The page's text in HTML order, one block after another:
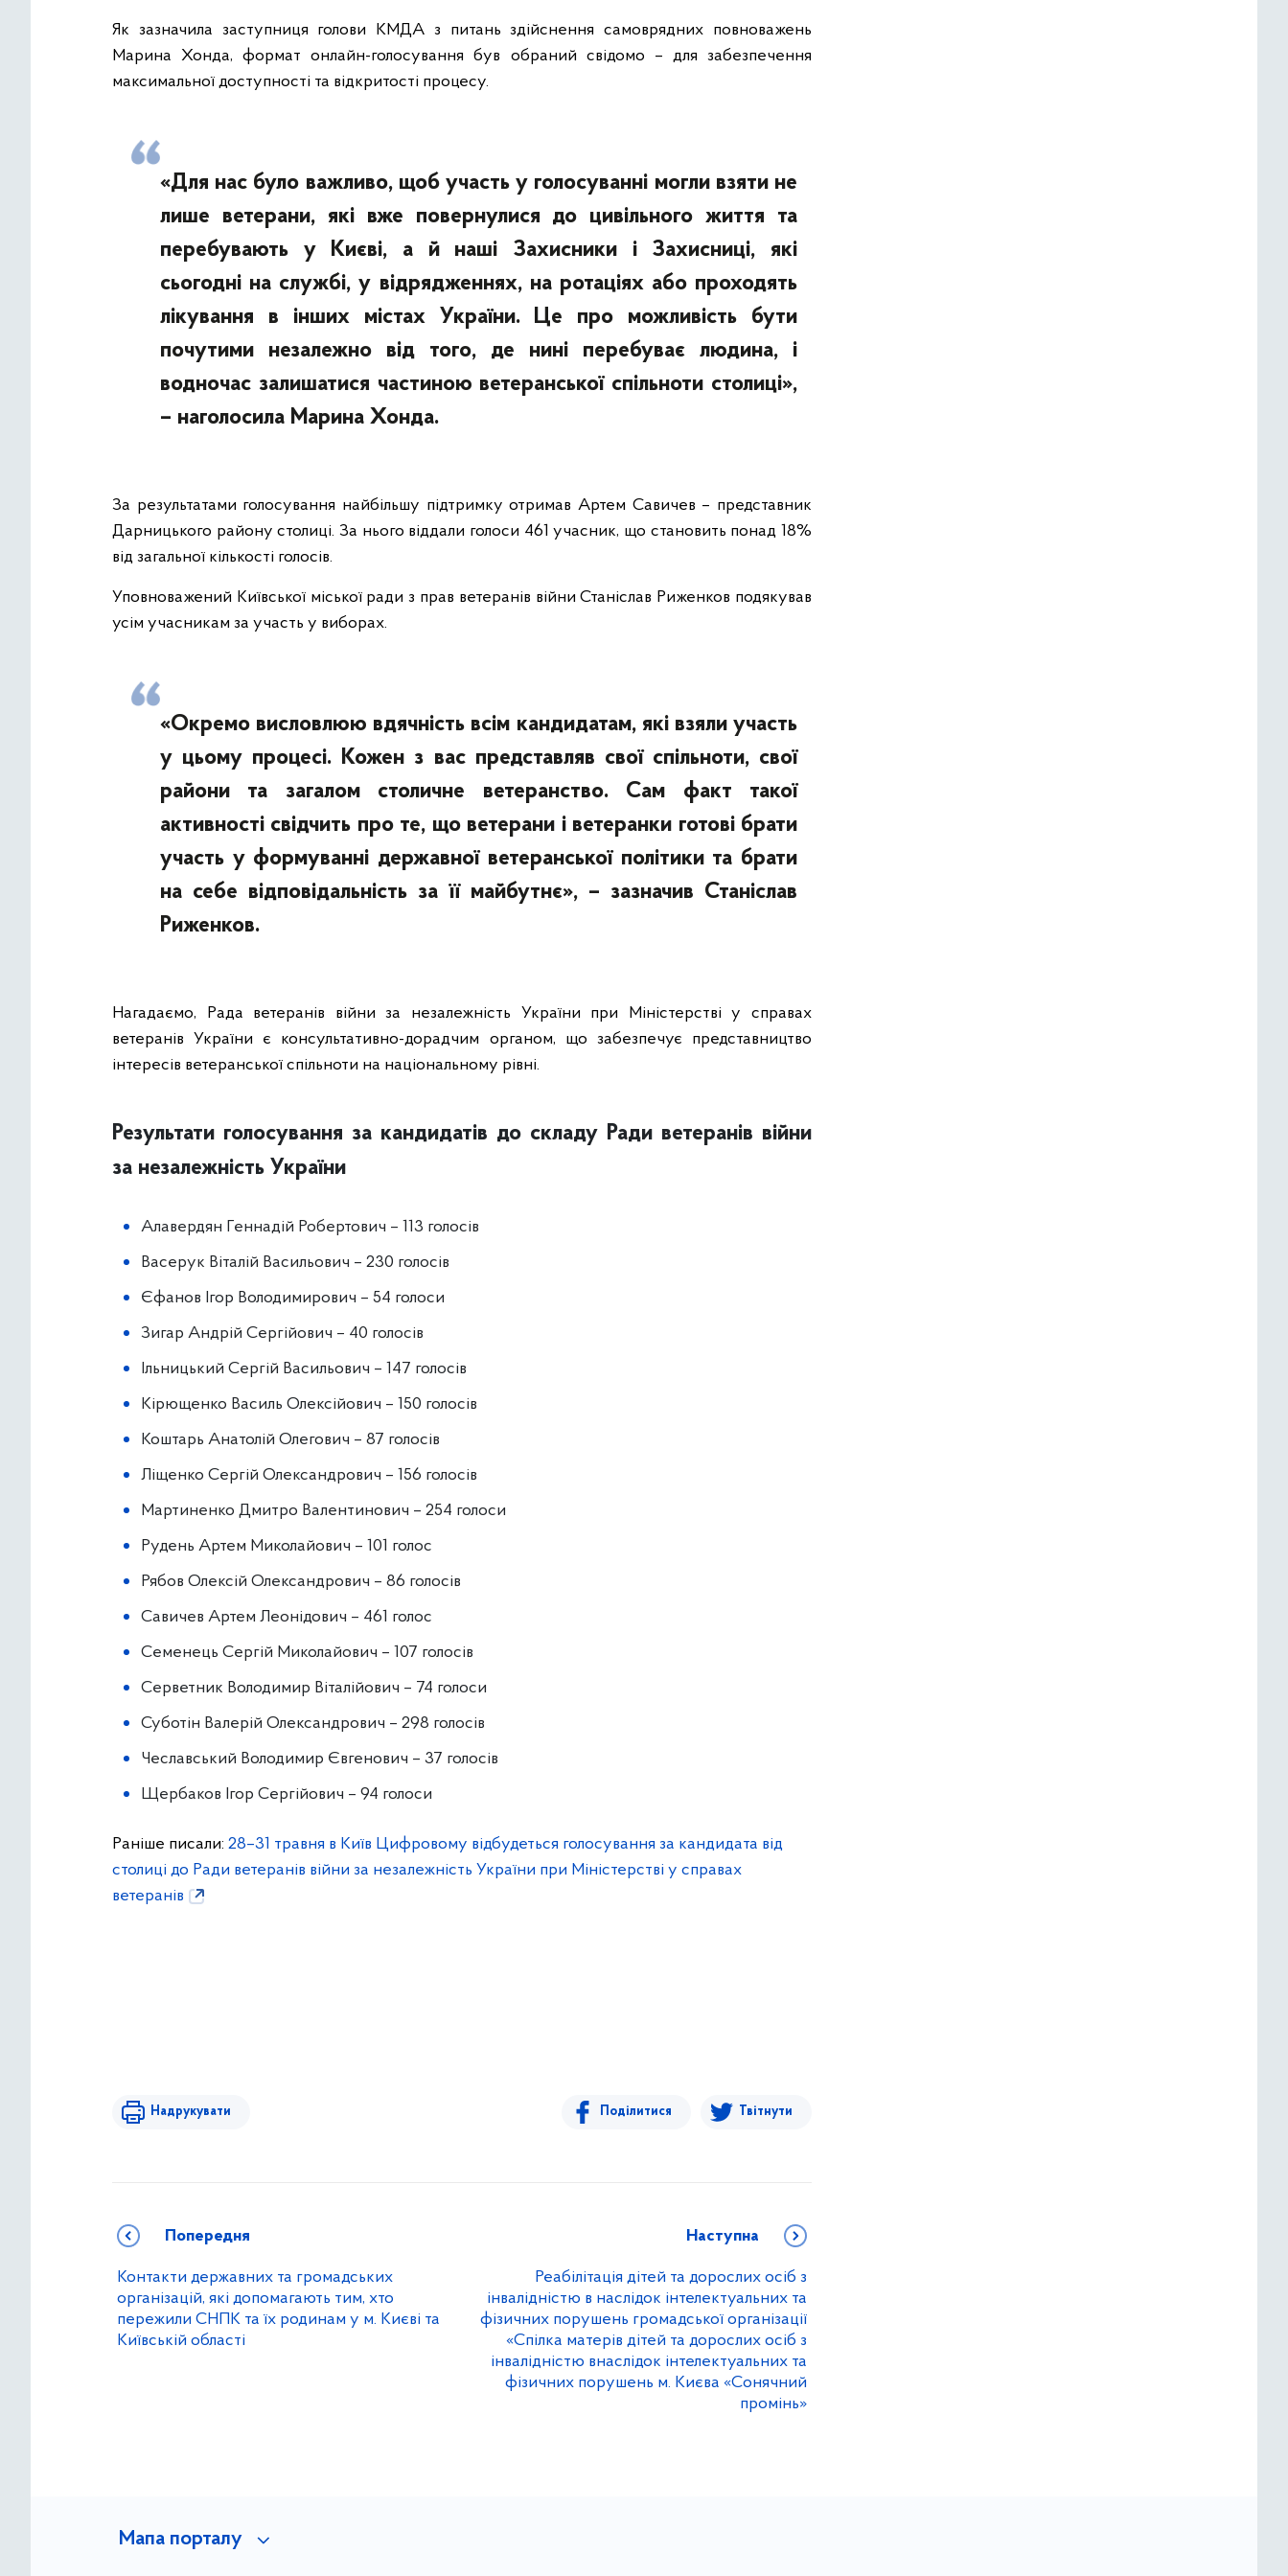
Як зазначила заступниця голови КМДА з питань здійснення самоврядних повноважень
Марина Хонда, формат онлайн-голосування був обраний свідомо – для забезпечення
максимальної доступності та відкритості процесу.
«Для нас було важливо, щоб участь у голосуванні могли взяти не
лише ветерани, які вже повернулися до цивільного життя та
перебувають у Києві, а й наші Захисники і Захисниці, які
сьогодні на службі, у відрядженнях, на ротаціях або проходять
лікування в інших містах України. Це про можливість бути
почутими незалежно від того, де нині перебуває людина, і
водночас залишатися частиною ветеранської спільноти столиці»,
– наголосила Марина Хонда.
За результатами голосування найбільшу підтримку отримав Артем Савичев – представник
Дарницького району столиці. За нього віддали голоси 461 учасник, що становить понад 18%
від загальної кількості голосів.
Уповноважений Київської міської ради з прав ветеранів війни Станіслав Риженков подякував
усім учасникам за участь у виборах.
«Окремо висловлюю вдячність всім кандидатам, які взяли участь
у цьому процесі. Кожен з вас представляв свої спільноти, свої
райони та загалом столичне ветеранство. Сам факт такої
активності свідчить про те, що ветерани і ветеранки готові брати
участь у формуванні державної ветеранської політики та брати
на себе відповідальність за її майбутнє», – зазначив Станіслав
Риженков.
Нагадаємо, Рада ветеранів війни за незалежність України при Міністерстві у справах
ветеранів України є консультативно-дорадчим органом, що забезпечує представництво
інтересів ветеранської спільноти на національному рівні.
Результати голосування за кандидатів до складу Ради ветеранів війни
за незалежність України
Алавердян Геннадій Робертович – 113 голосів
Васерук Віталій Васильович – 230 голосів
Єфанов Ігор Володимирович – 54 голоси
Зигар Андрій Сергійович – 40 голосів
Ільницький Сергій Васильович – 147 голосів
Кірющенко Василь Олексійович – 150 голосів
Коштарь Анатолій Олегович – 87 голосів
Ліщенко Сергій Олександрович – 156 голосів
Мартиненко Дмитро Валентинович – 254 голоси
Рудень Артем Миколайович – 101 голос
Рябов Олексій Олександрович – 86 голосів
Савичев Артем Леонідович – 461 голос
Семенець Сергій Миколайович – 107 голосів
Серветник Володимир Віталійович – 74 голоси
Суботін Валерій Олександрович – 298 голосів
Чеславський Володимир Євгенович – 37 голосів
Щербаков Ігор Сергійович – 94 голоси
Раніше писали: 28–31 травня в Київ Цифровому відбудеться голосування за кандидата від
столиці до Ради ветеранів війни за незалежність України при Міністерстві у справах
ветеранів
Надрукувати Поділитися Твітнути
Попередня
Контакти державних та громадських
організацій, які допомагають тим, хто
пережили СНПК та їх родинам у м. Києві та
Київській області
Наступна
Реабілітація дітей та дорослих осіб з
інвалідністю в наслідок інтелектуальних та
фізичних порушень громадської організації
«Спілка матерів дітей та дорослих осіб з
інвалідністю внаслідок інтелектуальних та
фізичних порушень м. Києва «Сонячний
промінь»
Мапа порталу